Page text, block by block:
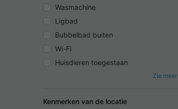
Wasmachine
Ligbad
Bubbelbad buiten
Wi-Fi
Huisdieren toegestaan
Zie meer
Kenmerken van de locatie